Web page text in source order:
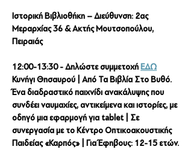
Ιστορική Βιβλιοθήκη – Διεύθυνση: 2ας
Μεραρχίας 36 & Ακτής Μουτσοπούλου,
Πειραιάς
12:00-13:30 - Δηλώστε συμμετοχή ΕΔΩ
Κυνήγι Θησαυρού | Από Τα Βιβλία Στο Βυθό.
Ένα διαδραστικό παιχνίδι ανακάλυψης που
συνδέει ναυμαχίες, αντικείμενα και ιστορίες, με
οδηγό μια εφαρμογή για tablet | Σε
συνεργασία με το Κέντρο Οπτικοακουστικής
Παιδείας «Καρπός» | Για Έφηβους: 12-15 ετών.